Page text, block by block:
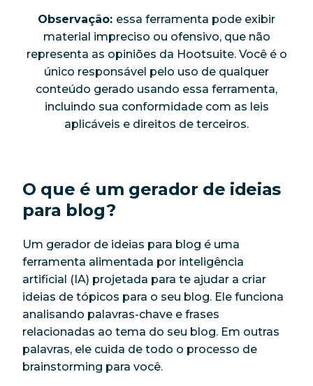
Observação: essa ferramenta pode exibir
material impreciso ou ofensivo, que não
representa as opiniões da Hootsuite. Você é o
único responsável pelo uso de qualquer
conteúdo gerado usando essa ferramenta,
incluindo sua conformidade com as leis
aplicáveis e direitos de terceiros.
O que é um gerador de ideias
para blog?
Um gerador de ideias para blog é uma
ferramenta alimentada por inteligência
artificial (IA) projetada para te ajudar a criar
ideias de tópicos para o seu blog. Ele funciona
analisando palavras-chave e frases
relacionadas ao tema do seu blog. Em outras
palavras, ele cuida de todo o processo de
brainstorming para você.